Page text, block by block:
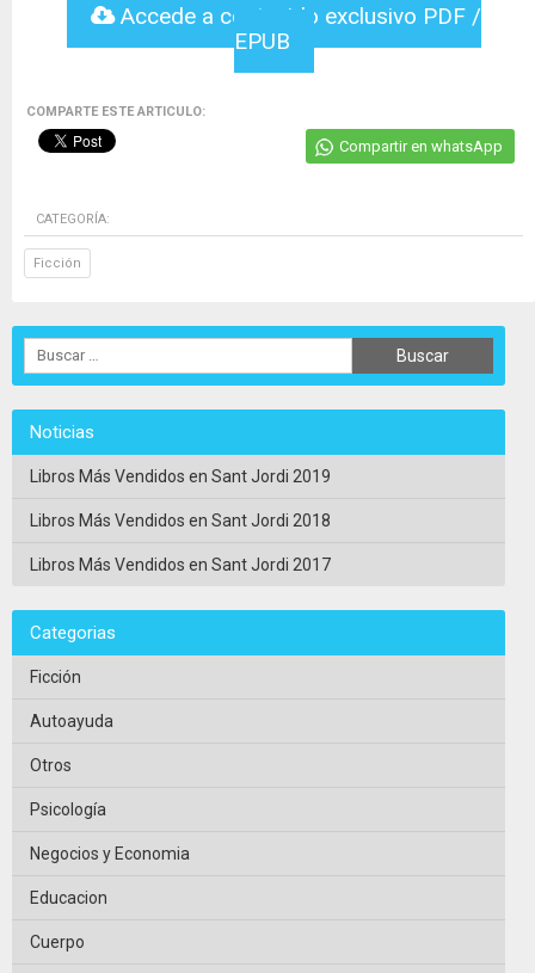
Accede a contenido exclusivo PDF /
EPUB
COMPARTE ESTE ARTICULO:
Compartir en whatsApp
CATEGORÍA:
Ficción
Noticias
Libros Más Vendidos en Sant Jordi 2019
Libros Más Vendidos en Sant Jordi 2018
Libros Más Vendidos en Sant Jordi 2017
Categorias
Ficción
Autoayuda
Otros
Psicología
Negocios y Economia
Educacion
Cuerpo